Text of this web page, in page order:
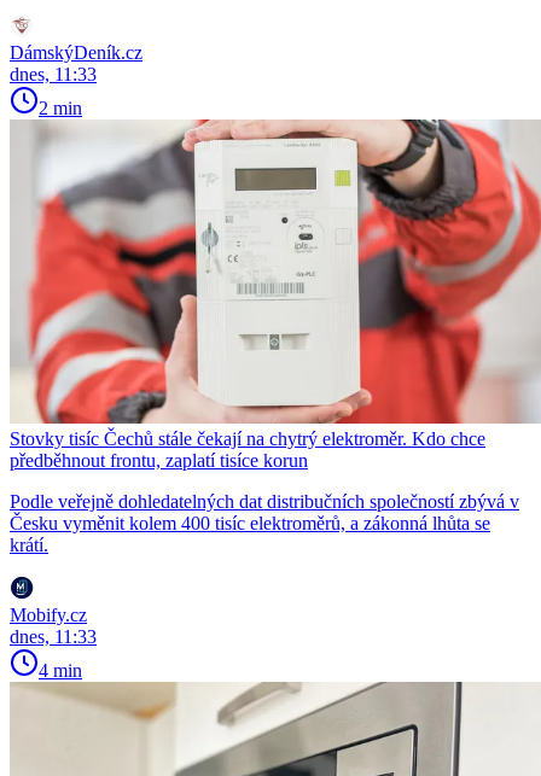
DámskýDeník.cz
dnes, 11:33
2 min
Stovky tisíc Čechů stále čekají na chytrý elektroměr. Kdo chce
předběhnout frontu, zaplatí tisíce korun
Podle veřejně dohledatelných dat distribučních společností zbývá v
Česku vyměnit kolem 400 tisíc elektroměrů, a zákonná lhůta se
krátí.
Mobify.cz
dnes, 11:33
4 min